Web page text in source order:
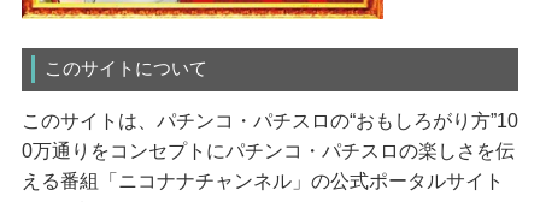
このサイトについて
このサイトは、パチンコ・パチスロの“おもしろがり方”10
0万通りをコンセプトにパチンコ・パチスロの楽しさを伝
える番組「ニコナナチャンネル」の公式ポータルサイト